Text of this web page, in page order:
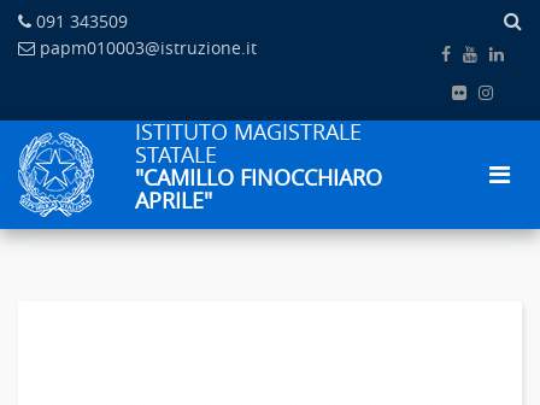
091 343509
papm010003@istruzione.it
ISTITUTO MAGISTRALE
STATALE
"CAMILLO FINOCCHIARO
APRILE"